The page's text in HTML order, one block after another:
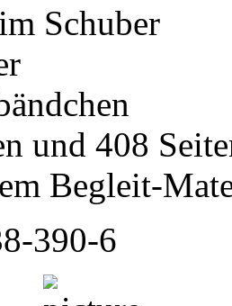
Schuber
und 408
Begleit-
390-6